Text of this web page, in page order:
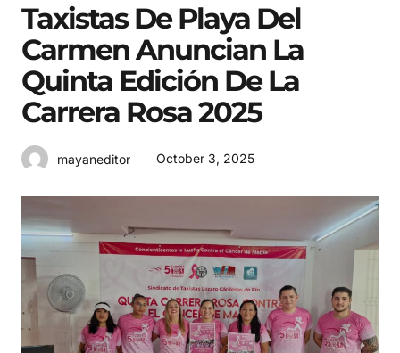
Taxistas De Playa Del
Carmen Anuncian La
Quinta Edición De La
Carrera Rosa 2025
mayaneditor October 3, 2025